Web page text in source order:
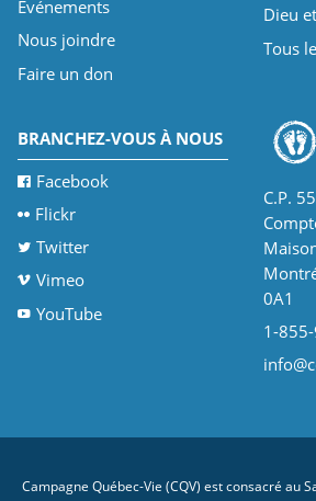
Événements
Nous joindre
Faire un don
Dieu
Tous
BRANCHEZ-VOUS À NOUS
Facebook
Flickr
Twitter
Vimeo
YouTube
C.P.
0A1
1-
Campagne Québec-Vie (CQV) est consacré au